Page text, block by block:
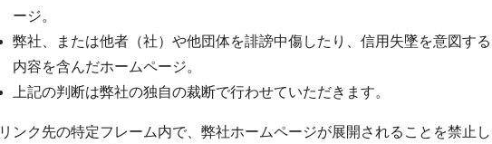
ージ。
弊社、または他者（社）や他団体を誹謗中傷したり、信用失墜を意図する
内容を含んだホームページ。
上記の判断は弊社の独自の裁断で行わせていただきます。
リンク先の特定フレーム内で、弊社ホームページが展開されることを禁止し